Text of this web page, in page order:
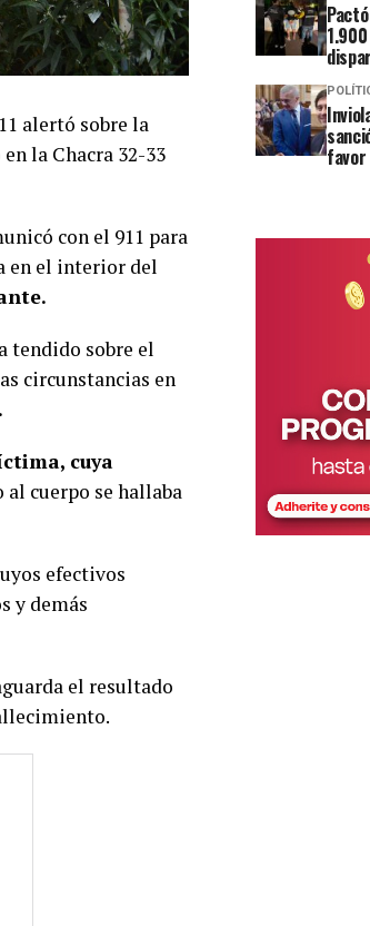
alertó sobre la
la Chacra 32-33
con el 911 para
en el interior del
tendido sobre el
circunstancias en
cuya
al cuerpo se hallaba
efectivos
y demás
el resultado
favor